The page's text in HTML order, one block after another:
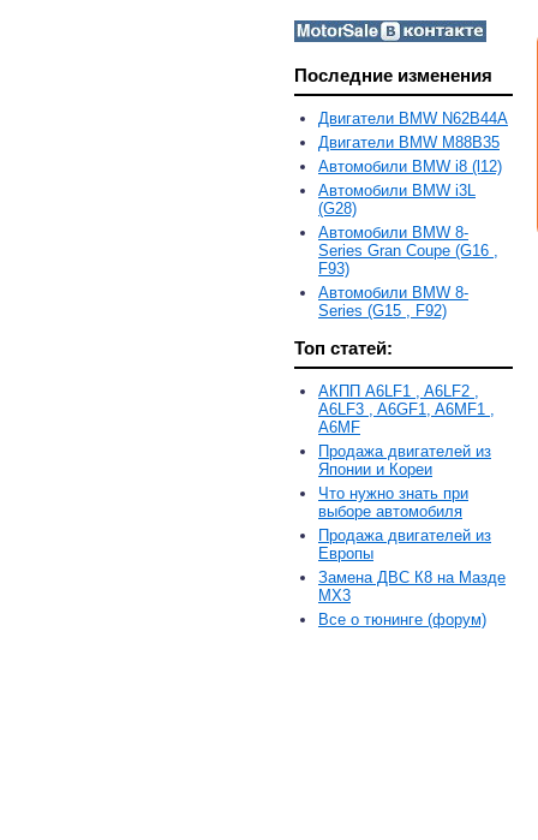
Последние изменения
Двигатели BMW N62B44A
Двигатели BMW M88B35
Автомобили BMW i8 (l12)
Автомобили BMW i3L
(G28)
Автомобили BMW 8-
Series Gran Coupe (G16 ,
F93)
Автомобили BMW 8-
Series (G15 , F92)
Топ статей:
АКПП A6LF1 , A6LF2 ,
A6LF3 , A6GF1, A6MF1 ,
A6MF
Продажа двигателей из
Японии и Кореи
Что нужно знать при
выборе автомобиля
Продажа двигателей из
Европы
Замена ДВС К8 на Мазде
MX3
Все о тюнинге (форум)